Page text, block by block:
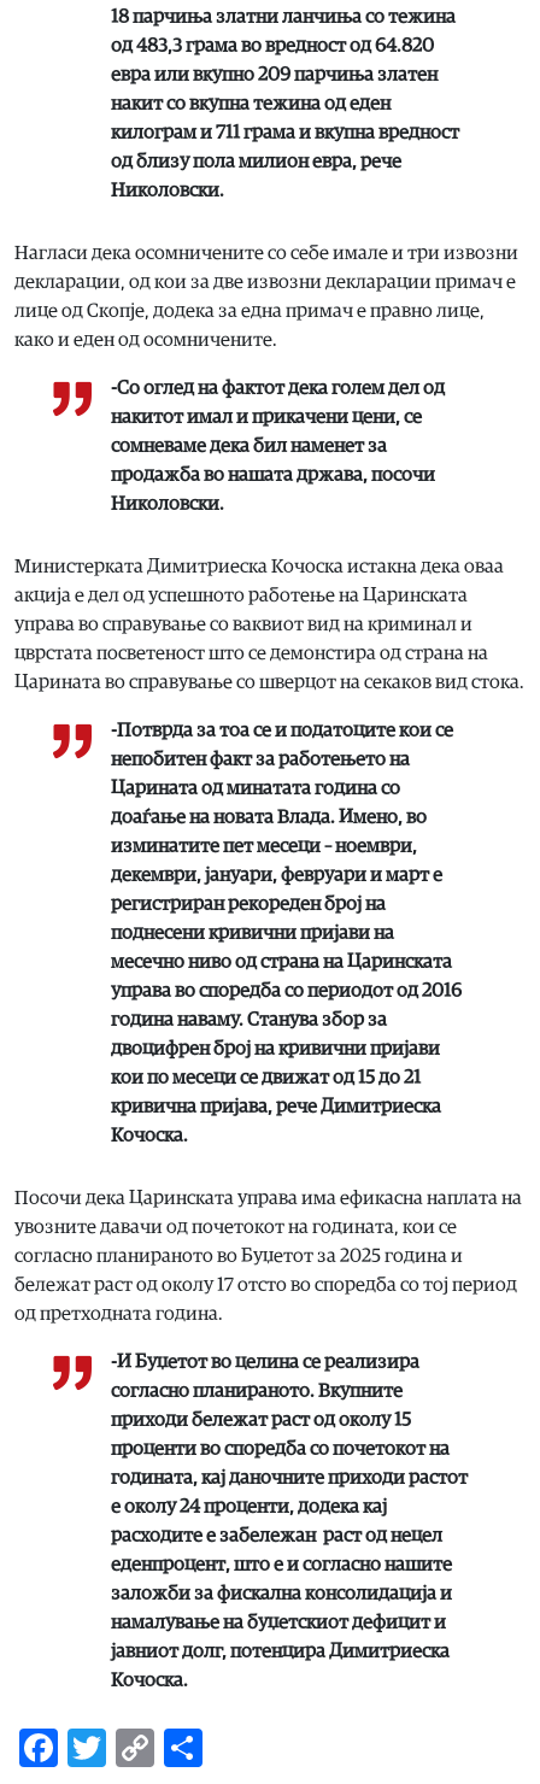
18 парчиња златни ланчиња со тежина
од 483,3 грама во вредност од 64.820
евра или вкупно 209 парчиња златен
накит со вкупна тежина од еден
килограм и 711 грама и вкупна вредност
од близу пола милион евра, рече
Николовски.
Нагласи дека осомничените со себе имале и три извозни
декларации, од кои за две извозни декларации примач е
лице од Скопје, додека за една примач е правно лице,
како и еден од осомничените.
-Со оглед на фактот дека голем дел од
накитот имал и прикачени цени, се
сомневаме дека бил наменет за
продажба во нашата држава, посочи
Николовски.
Министерката Димитриеска Кочоска истакна дека оваа
акција е дел од успешното работење на Царинската
управа во справување со ваквиот вид на криминал и
цврстата посветеност што се демонстира од страна на
Царината во справување со шверцот на секаков вид стока.
-Потврда за тоа се и податоците кои се
непобитен факт за работењето на
Царината од минатата година со
доаѓање на новата Влада. Имено, во
изминатите пет месеци – ноември,
декември, јануари, февруари и март е
регистриран рекореден број на
поднесени кривични пријави на
месечно ниво од страна на Царинската
управа во споредба со периодот од 2016
година наваму. Станува збор за
двоцифрен број на кривични пријави
кои по месеци се движат од 15 до 21
кривична пријава, рече Димитриеска
Кочоска.
Посочи дека Царинската управа има ефикасна наплата на
увозните давачи од почетокот на годината, кои се
согласно планираното во Буџетот за 2025 година и
бележат раст од околу 17 отсто во споредба со тој период
од претходната година.
-И Буџетот во целина се реализира
согласно планираното. Вкупните
приходи бележат раст од околу 15
проценти во споредба со почетокот на
годината, кај даночните приходи растот
е околу 24 проценти, додека кај
расходите е забележан раст од нецел
еденпроцент, што е и согласно нашите
заложби за фискална консолидација и
намалување на буџетскиот дефицит и
јавниот долг, потенцира Димитриеска
Кочоска.
Facebook
Twitter
Copy